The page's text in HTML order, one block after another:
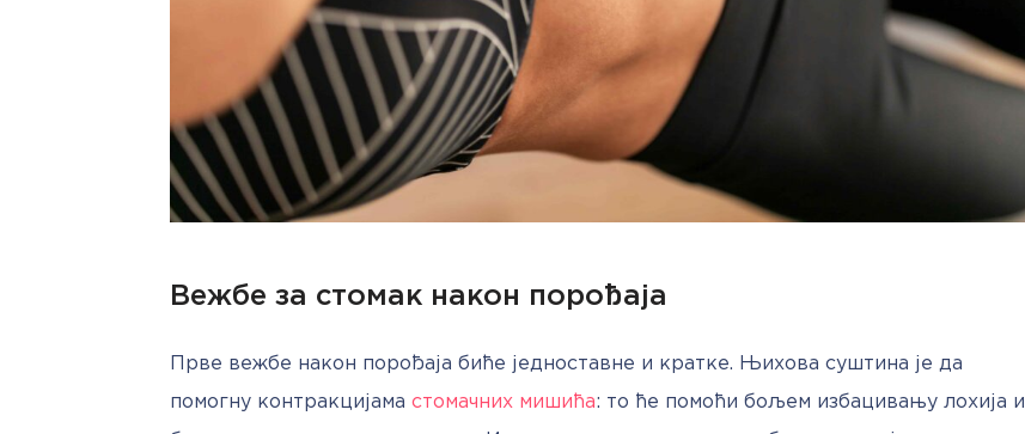
Вежбе за стомак након порођаја
Прве вежбе након порођаја биће једноставне и кратке. Њихова суштина је да
помогну контракцијама стомачних мишића: то ће помоћи бољем избацивању лохија и